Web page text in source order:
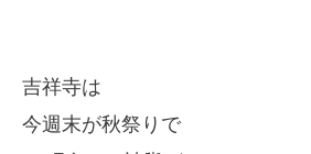
吉祥寺は
今週末が秋祭りで